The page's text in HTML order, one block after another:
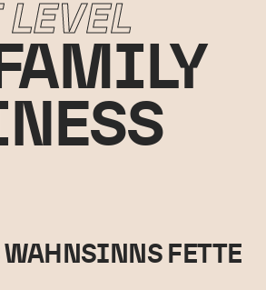
LEVEL
FAMILY
WAHNSINNS FETTE